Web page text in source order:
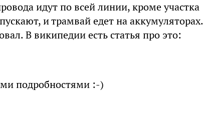
идут по всей линии, кроме участка
и трамвай едет на аккумуляторах.
В википедии есть статья про это:
подробностями :-)